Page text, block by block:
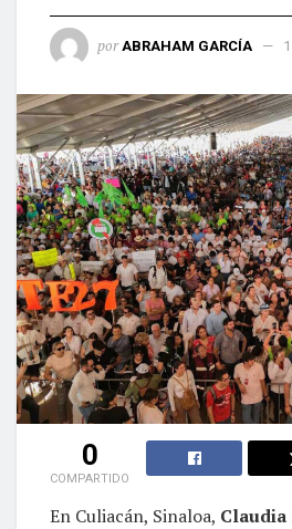
por ABRAHAM GARCÍA
0
COMPARTIDO
En Culiacán, Sinaloa, Claudia